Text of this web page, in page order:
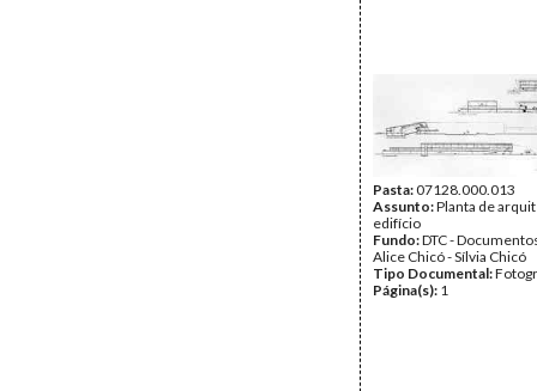
Pasta:07128.000.013
Assunto:Planta de
edifício
Fundo:DTC -
Alice Chicó - Sílvia Chicó
Tipo Documental:
Página(s): 1